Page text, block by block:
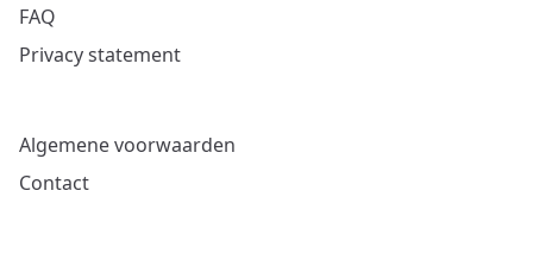
FAQ
Privacy statement
Algemene voorwaarden
Contact